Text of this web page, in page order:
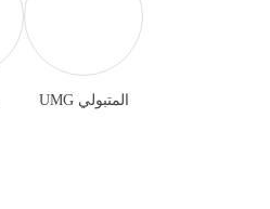
المتبولي UMG